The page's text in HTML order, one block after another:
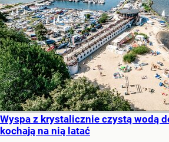
Wyspa z krystalicznie czystą wodą
kochają na nią latać